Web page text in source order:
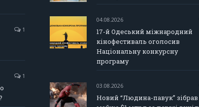
1
1
04.08.2026
17-й Одеський міжнародний
кінофестиваль оголосив
Національну конкурсну
програму
03.08.2026
Новий “Людина-павук” зібрав